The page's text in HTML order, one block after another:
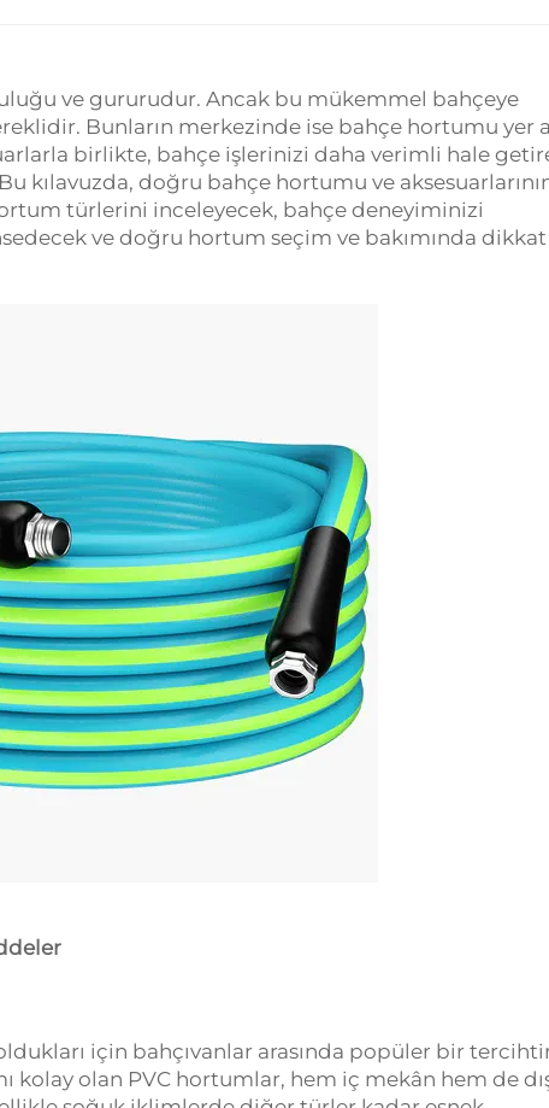
ve gururudur. Ancak bu mükemmel bahçeye
Bunların merkezinde ise bahçe hortumu yer
birlikte, bahçe işlerinizi daha verimli hale
kılavuzda, doğru bahçe hortumu ve
türlerini inceleyecek, bahçe deneyiminizi
ve doğru hortum seçim ve bakımında dikkat
için bahçıvanlar arasında popüler bir
kolay olan PVC hortumlar, hem iç mekân hem de